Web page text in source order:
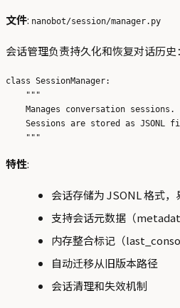
文件: nanobot/session/manager.py
会话管理负责持久化和恢复对话历史：
class SessionManager:
    """
    Manages conversation sessions.
Sessions are stored as JSONL
特性:
会话存储为 JSONL 格式
支持会话元数据（
内存整合标记（
自动迁移从旧版本路径
会话清理和失效机制